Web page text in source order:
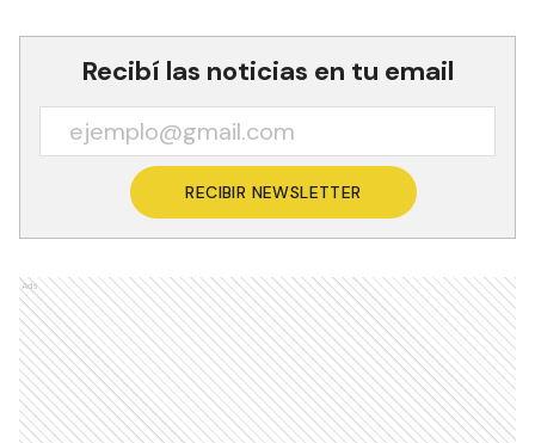
Recibí las noticias en tu email
RECIBIR NEWSLETTER
Ads